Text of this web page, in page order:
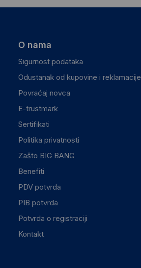
O nama
Sigurnost podataka
Odustanak od kupovine i reklamacije
Povraćaj novca
E-trustmark
Sertifikati
Politika privatnosti
Zašto BIG BANG
Benefiti
PDV potvrda
PIB potvrda
Potvrda o registraciji
Kontakt